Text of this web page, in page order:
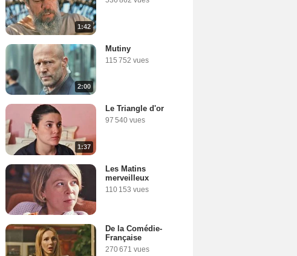
1:42
2:00
Mutiny
115 752 vues
1:37
Le Triangle d'or
97 540 vues
Les Matins
merveilleux
110 153 vues
De la Comédie-
Française
270 671 vues